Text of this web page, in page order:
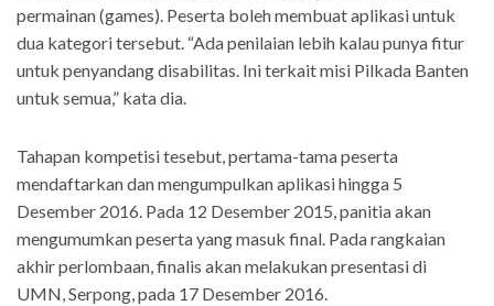
permainan (games). Peserta boleh membuat aplikasi untuk
dua kategori tersebut. “Ada penilaian lebih kalau punya fitur
untuk penyandang disabilitas. Ini terkait misi Pilkada Banten
untuk semua,” kata dia.
Tahapan kompetisi tesebut, pertama-tama peserta
mendaftarkan dan mengumpulkan aplikasi hingga 5
Desember 2016. Pada 12 Desember 2015, panitia akan
mengumumkan peserta yang masuk final. Pada rangkaian
akhir perlombaan, finalis akan melakukan presentasi di
UMN, Serpong, pada 17 Desember 2016.